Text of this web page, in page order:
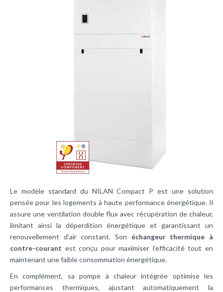
Le modèle standard du NILAN Compact P est une solution
pensée pour les logements à haute performance énergétique. Il
assure une ventilation double flux avec récupération de chaleur,
limitant ainsi la déperdition énergétique et garantissant un
renouvellement d’air constant. Son échangeur thermique à
contre-courant est conçu pour maximiser l’efficacité tout en
maintenant une faible consommation énergétique.
En complément, sa pompe à chaleur intégrée optimise les
performances thermiques, ajustant automatiquement la